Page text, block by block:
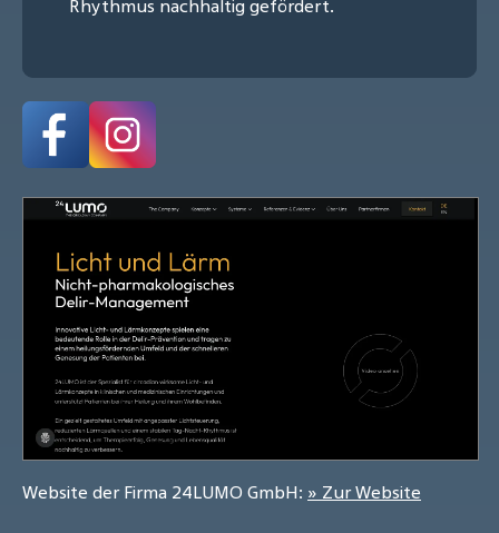
Rhythmus nachhaltig gefördert.
Website der Firma 24LUMO GmbH: » Zur Website